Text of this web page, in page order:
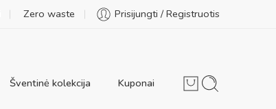
Zero waste Prisijungti / Registruotis
Šventinė kolekcija Kuponai